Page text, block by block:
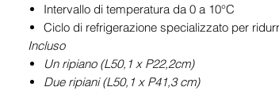
Intervallo di temperatura da 0 a 10°C
Ciclo di refrigerazione specializzato per
Incluso
Un ripiano (L50,1 x P22,2cm)
Due ripiani (L50,1 x P41,3 cm)